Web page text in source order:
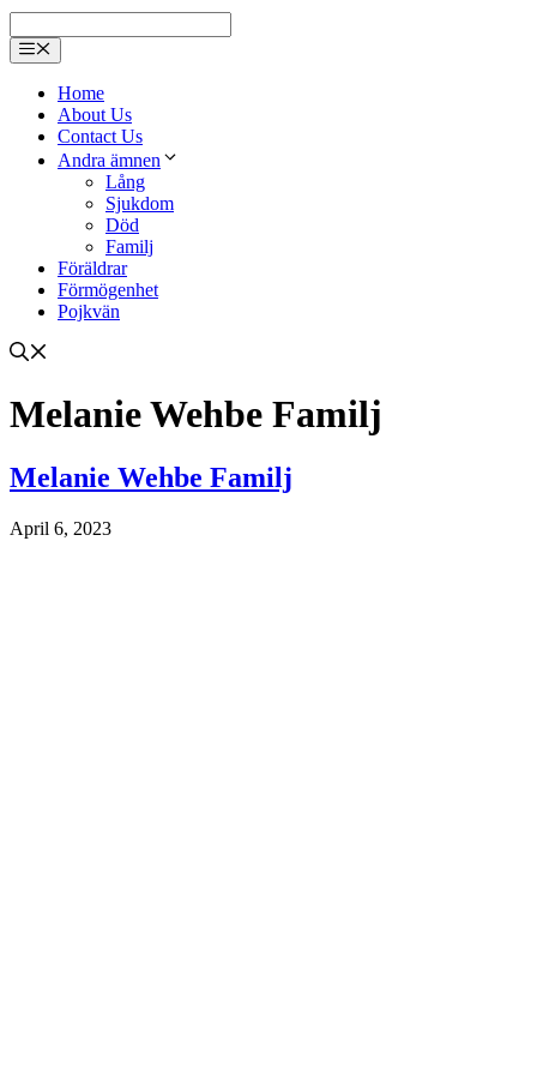
Menu
Home
About Us
Contact Us
Andra ämnen
Lång
Sjukdom
Död
Familj
Föräldrar
Förmögenhet
Pojkvän
Melanie Wehbe Familj
Melanie Wehbe Familj
April 6, 2023